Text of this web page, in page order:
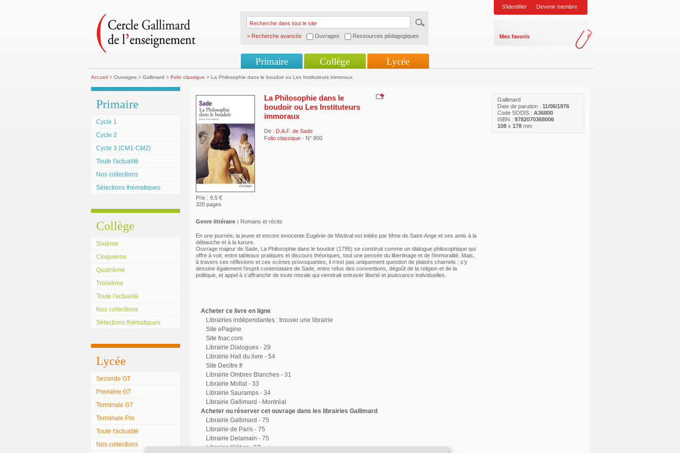
> Recherche avancée Ouvrages Ressources pédagogiques
S'identifier Devenir membre
Mes favoris
Primaire Collège Lycée
Accueil> Ouvrages > Gallimard > Folio classique > La Philosophie dans le boudoir ou Les Instituteurs immoraux
Primaire
Cycle 1
Cycle 2
Cycle 3 (CM1-CM2)
Toute l'actualité
Nos collections
Sélections thématiques
Collège
Sixième
Cinquième
Quatrième
Troisième
Toute l'actualité
Nos collections
Sélections thématiques
Lycée
Seconde GT
Première GT
Terminale GT
Terminale Pro
Toute l'actualité
Nos collections
Gallimard
Date de parution : 11/06/1976
Code SODIS : A36800
ISBN : 9782070368006
108x 178mm
Prix : 9.5 €
320 pages
La Philosophie dans le
boudoir ou Les Instituteurs
immoraux
De : D.A.F. de Sade
Folio classique - N° 800
Genre littéraire : Romans et récits
En une journée, la jeune et encore innocente Eugénie de Mistival est initiée par Mme de Saint-Ange et ses amis à la
débauche et à la luxure.
Ouvrage majeur de Sade, La Philosophie dans le boudoir (1795) se construit comme un dialogue philosophique qui
offre à voir, entre tableaux pratiques et discours théoriques, tout une pensée du libertinage et de l’immoralité. Mais,
à travers ces réflexions et ces scènes provoquantes, il n’est pas uniquement question de plaisirs charnels : s’y
dessine également l’esprit contestataire de Sade, entre refus des conventions, dégoût de la religion et de la
politique, et appel à s’affranchir de toute morale qui viendrait entraver liberté et jouissance individuelles.
Acheter ce livre en ligne
Librairies indépendantes : trouver une librairie
Site ePagine
Site fnac.com
Librairie Dialogues - 29
Librairie Hall du livre - 54
Site Decitre.fr
Librairie Ombres Blanches - 31
Librairie Mollat - 33
Librairie Sauramps - 34
Librairie Gallimard - Montréal
Acheter ou réserver cet ouvrage dans les librairies Gallimard
Librairie Gallimard - 75
Librairie de Paris - 75
Librairie Delamain - 75
Librairie Kléber - 67